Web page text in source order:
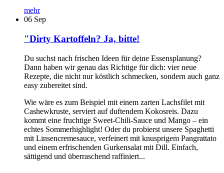
mehr
06 Sep
"Dirty Kartoffeln? Ja, bitte!
Du suchst nach frischen Ideen für deine Essensplanung?
Dann haben wir genau das Richtige für dich: vier neue
Rezepte, die nicht nur köstlich schmecken, sondern auch ganz
easy zubereitet sind.
Wie wäre es zum Beispiel mit einem zarten Lachsfilet mit
Cashewkruste, serviert auf duftendem Kokosreis. Dazu
kommt eine fruchtige Sweet-Chili-Sauce und Mango – ein
echtes Sommerhighlight! Oder du probierst unsere Spaghetti
mit Linsencremesauce, verfeinert mit knusprigem Pangrattato
und einem erfrischenden Gurkensalat mit Dill. Einfach,
sättigend und überraschend raffiniert...